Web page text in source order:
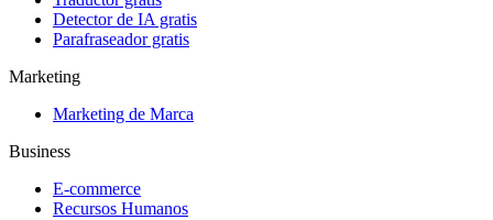
Detector de IA gratis
Parafraseador gratis
Marketing
Marketing de Marca
Business
E-commerce
Recursos Humanos